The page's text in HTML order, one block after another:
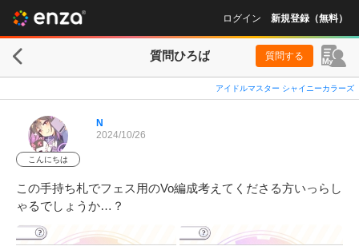
ログイン 新規登録（無料）
質問ひろば 質問する
アイドルマスター シャイニーカラーズ
こんにちは
N
2024/10/26
この手持ち札でフェス用のVo編成考えてくださる方いっらし
ゃるでしょうか…？